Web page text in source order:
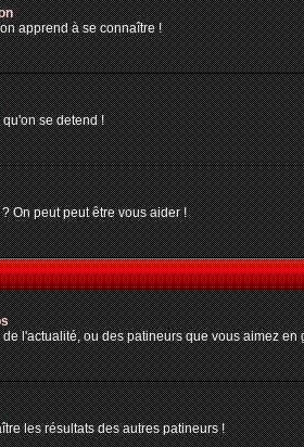
apprend à se connaître !
se detend !
On peut peut être vous aider !
l'actualité, ou des patineurs que vous aimez
les résultats des autres patineurs !